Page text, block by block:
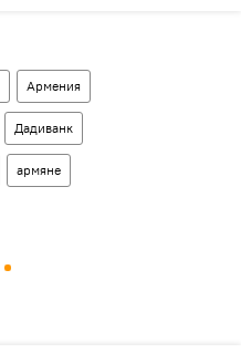
Армения
Дадиванк
армяне